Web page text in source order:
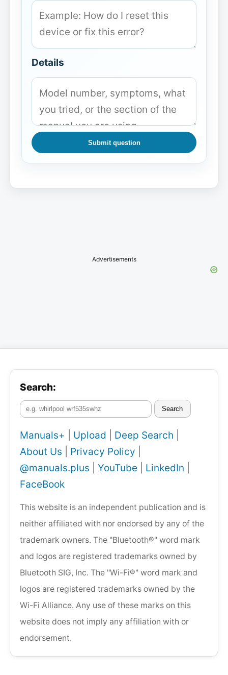
Details
Submit question
Advertisements
Search:
Search
Manuals+ Upload Deep Search
About Us
Privacy Policy
@manuals.plus
YouTube LinkedIn
FaceBook
This website is an independent publication and is
neither affiliated with nor endorsed by any of the
trademark owners. The "Bluetooth®" word mark
and logos are registered trademarks owned by
Bluetooth SIG, Inc. The "Wi-Fi®" word mark and
logos are registered trademarks owned by the
Wi-Fi Alliance. Any use of these marks on this
website does not imply any affiliation with or
endorsement.